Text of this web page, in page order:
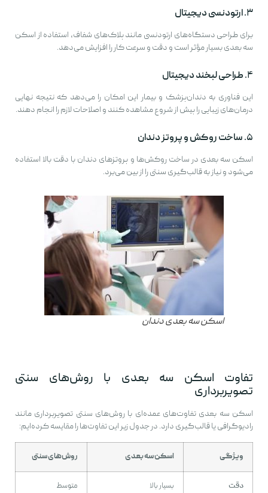
۳. ارتودنسی دیجیتال
برای طراحی دستگاه‌های ارتودنسی مانند پلاک‌های شفاف، استفاده از اسکن
سه بعدی بسیار مؤثر است و دقت و سرعت کار را افزایش می‌دهد.
۴. طراحی لبخند دیجیتال
این فناوری به دندان‌پزشک و بیمار این امکان را می‌دهد که نتیجه نهایی
درمان‌های زیبایی را پیش از شروع مشاهده کنند و اصلاحات لازم را انجام دهند.
۵. ساخت روکش و پروتز دندان
اسکن سه بعدی در ساخت روکش‌ها و پروتزهای دندان با دقت بالا استفاده
می‌شود و نیاز به قالب‌گیری سنتی را از بین می‌برد.
اسکن سه بعدی دندان
تفاوت اسکن سه بعدی با روش‌های سنتی
تصویربرداری
اسکن سه بعدی تفاوت‌های عمده‌ای با روش‌های سنتی تصویربرداری مانند
رادیوگرافی یا قالب‌گیری دارد. در جدول زیر این تفاوت‌ها را مقایسه کرده‌ایم:
ویژگی اسکن سه بعدی روش‌های سنتی
دقت بسیار بالا متوسط